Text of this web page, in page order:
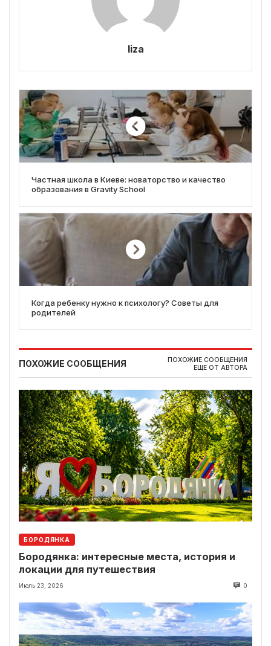
liza
Частная школа в Киеве: новаторство и качество
образования в Gravity School
Когда ребенку нужно к психологу? Советы для
родителей
ПОХОЖИЕ СООБЩЕНИЯ
ПОХОЖИЕ СООБЩЕНИЯ
ЕЩЕ ОТ АВТОРА
БОРОДЯНКА
Бородянка: интересные места, история и
локации для путешествия
Июль 23, 2026 0